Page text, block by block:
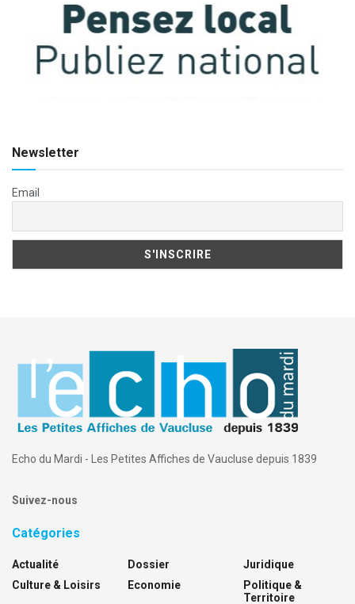
Newsletter
Email
Echo du Mardi - Les Petites Affiches de Vaucluse depuis 1839
Suivez-nous
Catégories
Actualité
Culture & Loisirs
Dossier
Economie
Juridique
Politique &
Territoire